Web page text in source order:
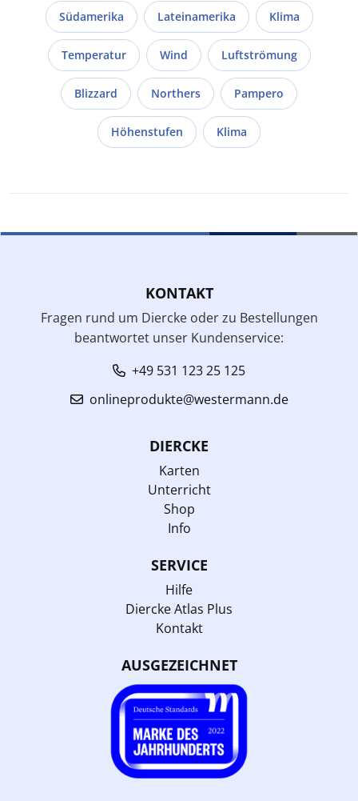
Südamerika Lateinamerika Klima
Temperatur Wind Luftströmung
Blizzard Northers Pampero
Höhenstufen Klima
KONTAKT
Fragen rund um Diercke oder zu Bestellungen
beantwortet unser Kundenservice:
+49 531 123 25 125
onlineprodukte@westermann.de
DIERCKE
Karten
Unterricht
Shop
Info
SERVICE
Hilfe
Diercke Atlas Plus
Kontakt
AUSGEZEICHNET